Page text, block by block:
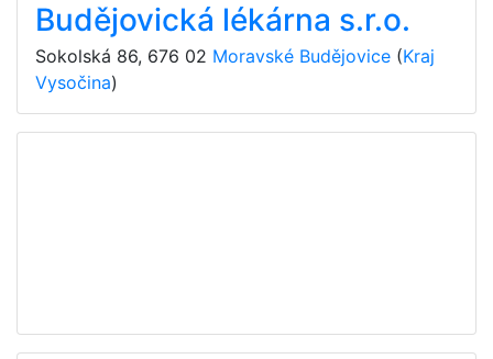
Budějovická lékárna s.r.o.
Sokolská 86, 676 02 Moravské Budějovice (Kraj
Vysočina)